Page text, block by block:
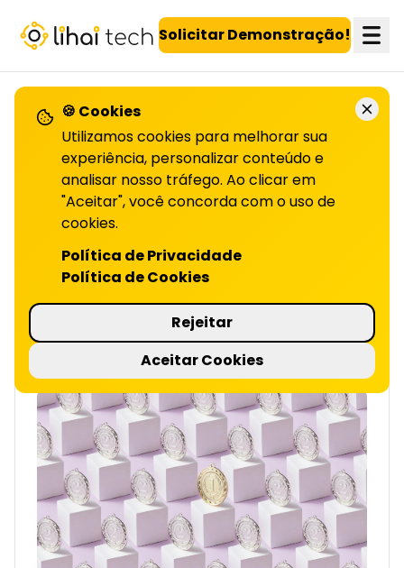
LiHai - Página inicial Solicitar Demonstração!
VOLTAR PARA O BLOG
Como premiar revendas
de alto desempenho
| LIHAI
engajamento e retenção. Veja como
estruturar incentivos eficientes, leia o artigo!
5 minutos de leitura
🍪 Cookies
Utilizamos cookies para melhorar sua
experiência, personalizar conteúdo e
analisar nosso tráfego. Ao clicar em
"Aceitar", você concorda com o uso de
cookies.
Política de Privacidade
Política de Cookies
Rejeitar
Aceitar Cookies